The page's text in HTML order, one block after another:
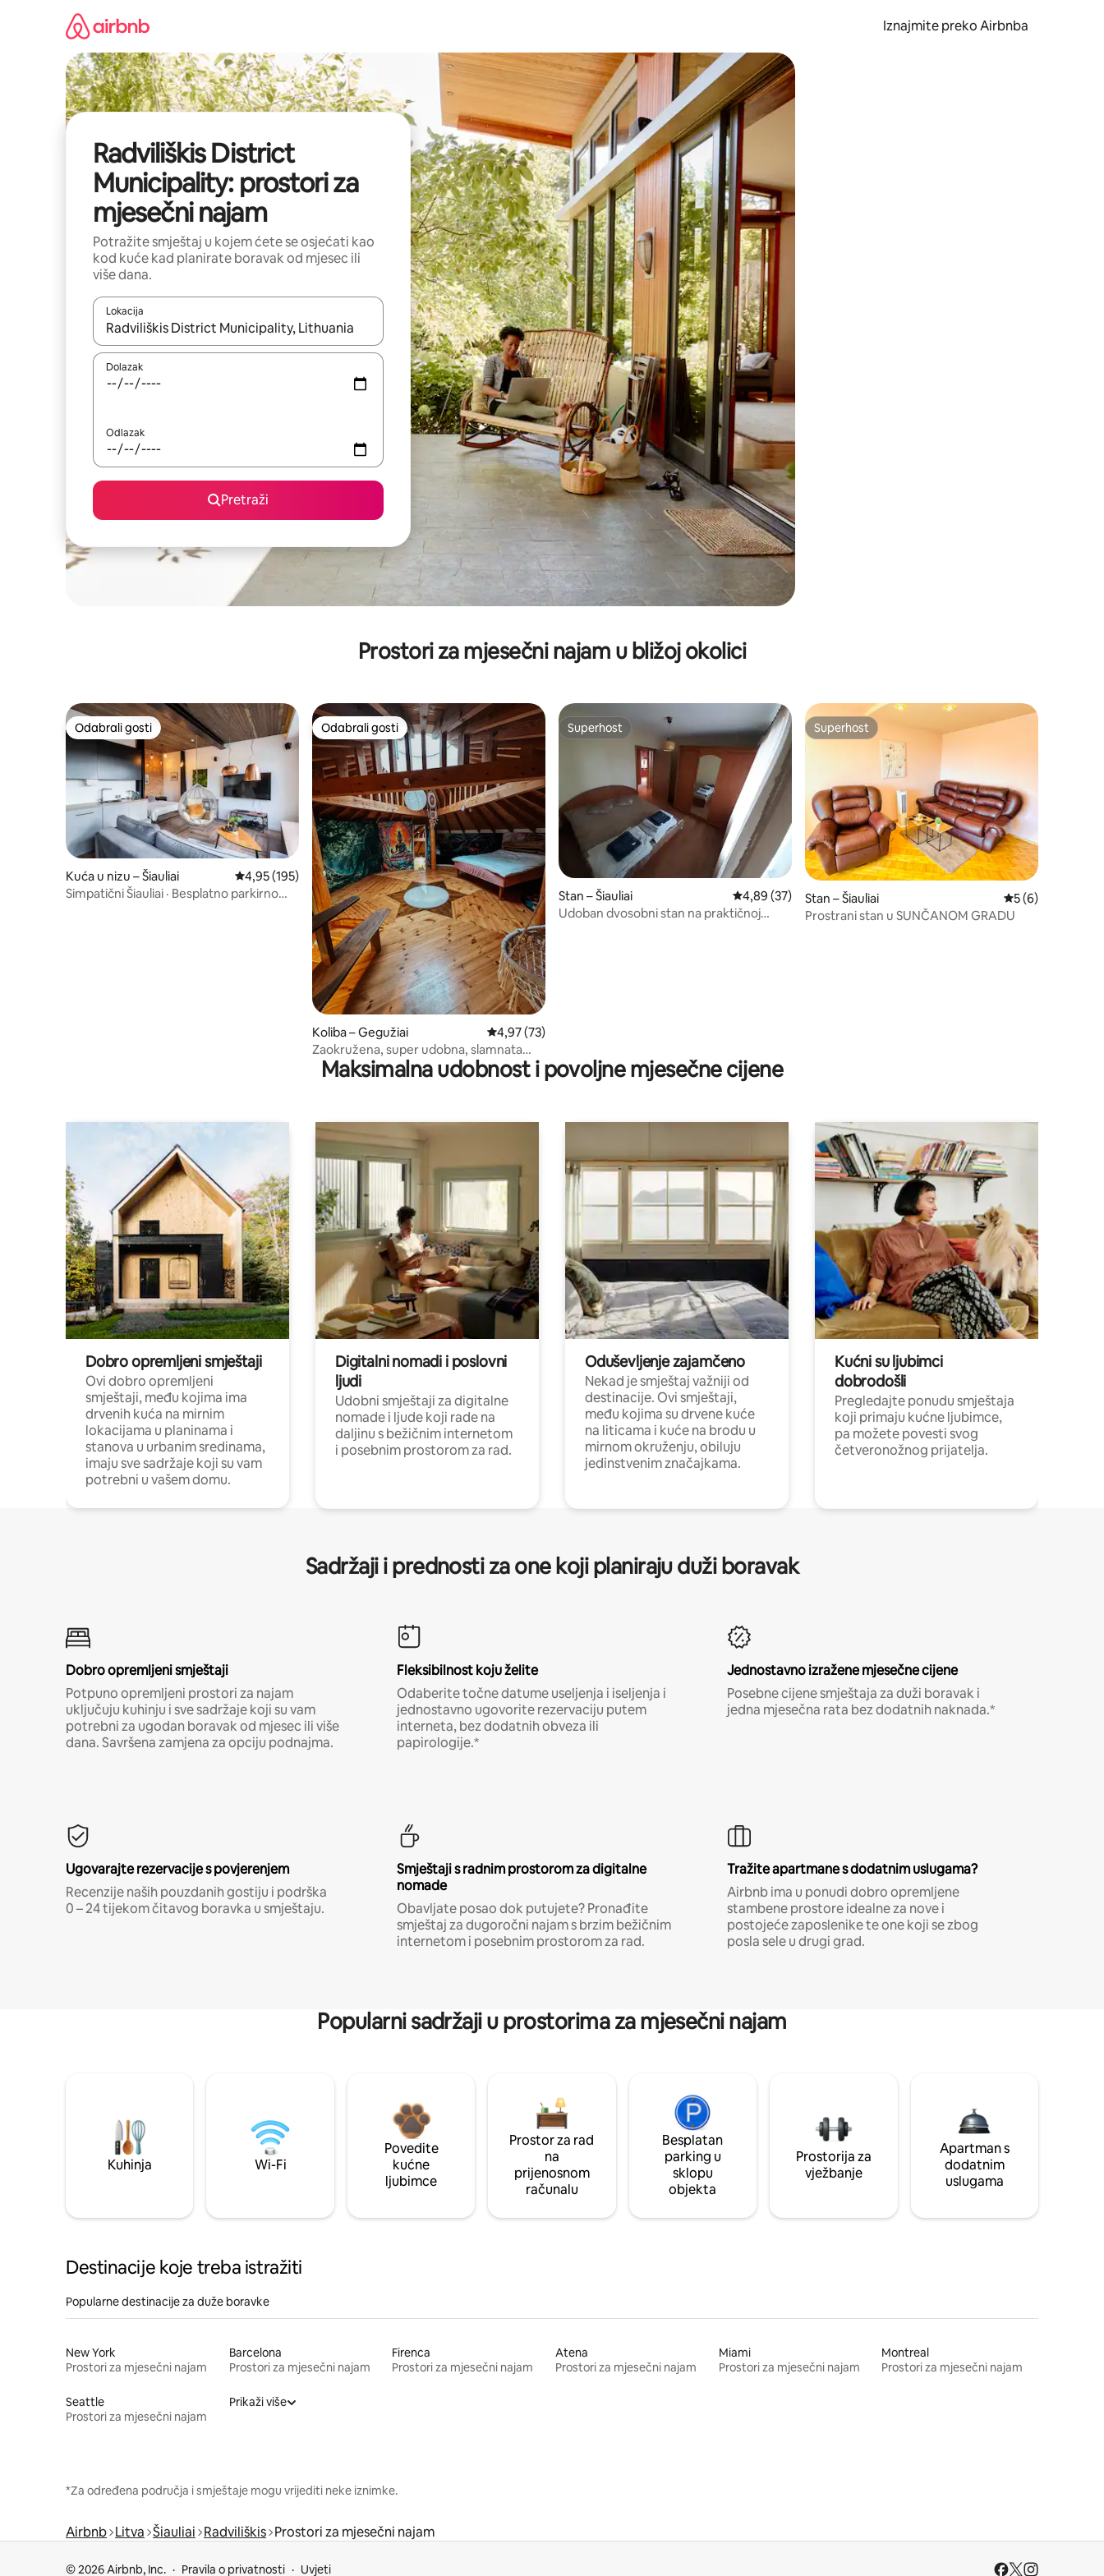
Iznajmite preko Airbnba
Radviliškis District
Municipality: prostori za
mjesečni najam
Potražite smještaj u kojem ćete se osjećati kao
kod kuće kad planirate boravak od mjesec ili
više dana.
Lokacija
Kada budu dostupni rezultati, moći ćete ih pregledati koristeći se strelicama prema gore i prema dolje, kao i dodirom ili prelaskom prstom po zaslonu.
Dolazak
Odlazak
Pretraži
Prostori za mjesečni najam u bližoj okolici
Odabrali gosti
Odabrali gosti
Kuća u nizu – Šiauliai Prosječna ocjena: 4,95/5, recenzija: 195
4,95 (195)
Simpatični Šiauliai · Besplatno parkirno
Odabrali gosti
Odabrali gosti
Koliba – Gegužiai Prosječna ocjena: 4,97/5, recenzija: 73
4,97 (73)
Zaokružena, super udobna, slamnata
kuća
Superhost
Superhost
Stan – Šiauliai Prosječna ocjena: 4,89/5, recenzija: 37
4,89 (37)
Udoban dvosobni stan na praktičnoj
Superhost
Superhost
Stan – Šiauliai Prosječna
5 (6)
Prostrani stan u SUNČANOM GRADU
Maksimalna udobnost i povoljne mjesečne cijene
Dobro opremljeni smještaji
Ovi dobro opremljeni
smještaji, među kojima ima
drvenih kuća na mirnim
lokacijama u planinama i
stanova u urbanim sredinama,
imaju sve sadržaje koji su vam
potrebni u vašem domu.
Digitalni nomadi i poslovni
ljudi
Udobni smještaji za digitalne
nomade i ljude koji rade na
daljinu s bežičnim internetom
i posebnim prostorom za rad.
Oduševljenje zajamčeno
Nekad je smještaj važniji od
destinacije. Ovi smještaji,
među kojima su drvene kuće
na liticama i kuće na brodu u
mirnom okruženju, obiluju
jedinstvenim značajkama.
Kućni su ljubimci
dobrodošli
Pregledajte ponudu smještaja
koji primaju kućne ljubimce,
pa možete povesti svog
četveronožnog prijatelja.
Sadržaji i prednosti za one koji planiraju duži boravak
Dobro opremljeni smještaji
Potpuno opremljeni prostori za najam
uključuju kuhinju i sve sadržaje koji su vam
potrebni za ugodan boravak od mjesec ili više
dana. Savršena zamjena za opciju podnajma.
Fleksibilnost koju želite
Odaberite točne datume useljenja i iseljenja i
jednostavno ugovorite rezervaciju putem
interneta, bez dodatnih obveza ili
papirologije.*
Jednostavno izražene mjesečne cijene
Posebne cijene smještaja za duži boravak i
jedna mjesečna rata bez dodatnih naknada.*
Ugovarajte rezervacije s povjerenjem
Recenzije naših pouzdanih gostiju i podrška
0 – 24 tijekom čitavog boravka u smještaju.
Smještaji s radnim prostorom za digitalne
nomade
Obavljate posao dok putujete? Pronađite
smještaj za dugoročni najam s brzim bežičnim
internetom i posebnim prostorom za rad.
Tražite apartmane s dodatnim uslugama?
Airbnb ima u ponudi dobro opremljene
stambene prostore idealne za nove i
postojeće zaposlenike te one koji se zbog
posla sele u drugi grad.
Popularni sadržaji u prostorima za mjesečni najam
Kuhinja Wi-Fi
Povedite
kućne
ljubimce
Prostor za rad
na
prijenosnom
računalu
Besplatan
parking u
sklopu
objekta
Prostorija za
vježbanje
Apartman s
dodatnim
uslugama
Destinacije koje treba istražiti
Popularne destinacije za duže boravke
New York
Prostori za mjesečni najam
Barcelona
Prostori za mjesečni najam
Firenca
Prostori za mjesečni najam
Atena
Prostori za mjesečni najam
Miami
Prostori za mjesečni najam
Montreal
Prostori za mjesečni najam
Seattle
Prostori za mjesečni najam
Prikaži više
*Za određena područja i smještaje mogu vrijediti neke iznimke.
Airbnb Litva Šiauliai Radviliškis Prostori za mjesečni najam
© 2026 Airbnb, Inc. Pravila o privatnosti Uvjeti